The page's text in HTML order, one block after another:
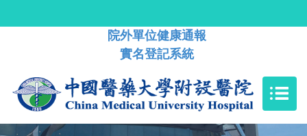
院外單位健康通報
實名登記系統